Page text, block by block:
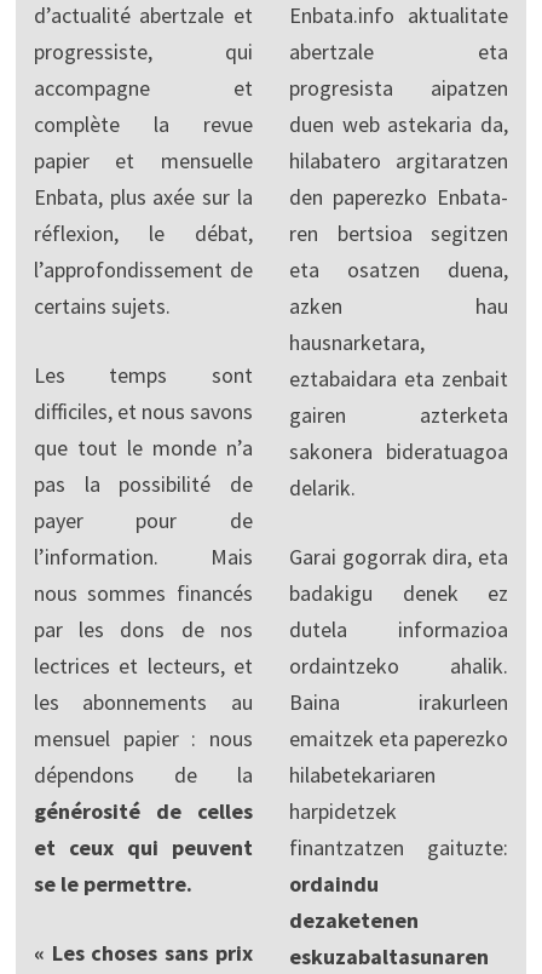
d’actualité abertzale et
progressiste, qui
accompagne et
complète la revue
papier et mensuelle
Enbata, plus axée sur la
réflexion, le débat,
l’approfondissement de
certains sujets.
Les temps sont
difficiles, et nous savons
que tout le monde n’a
pas la possibilité de
payer pour de
l’information. Mais
nous sommes financés
par les dons de nos
lectrices et lecteurs, et
les abonnements au
mensuel papier : nous
dépendons de la
générosité de celles
et ceux qui peuvent
se le permettre.
« Les choses sans prix
Enbata.info aktualitate
abertzale eta
progresista aipatzen
duen web astekaria da,
hilabatero argitaratzen
den paperezko Enbata-
ren bertsioa segitzen
eta osatzen duena,
azken hau
hausnarketara,
eztabaidara eta zenbait
gairen azterketa
sakonera bideratuagoa
delarik.
Garai gogorrak dira, eta
badakigu denek ez
dutela informazioa
ordaintzeko ahalik.
Baina irakurleen
emaitzek eta paperezko
hilabetekariaren
harpidetzek
finantzatzen gaituzte:
ordaindu
dezaketenen
eskuzabaltasunaren